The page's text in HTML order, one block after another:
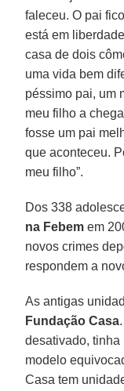
faleceu. O pai
está em
casa de dois
uma vida bem
péssimo pai, um
meu filho a
fosse um pai
que aconteceu.
meu filho”.
Dos 338
na Febem em
novos crimes
respondem a
As antigas
Fundação Casa
desativado,
modelo
Casa tem